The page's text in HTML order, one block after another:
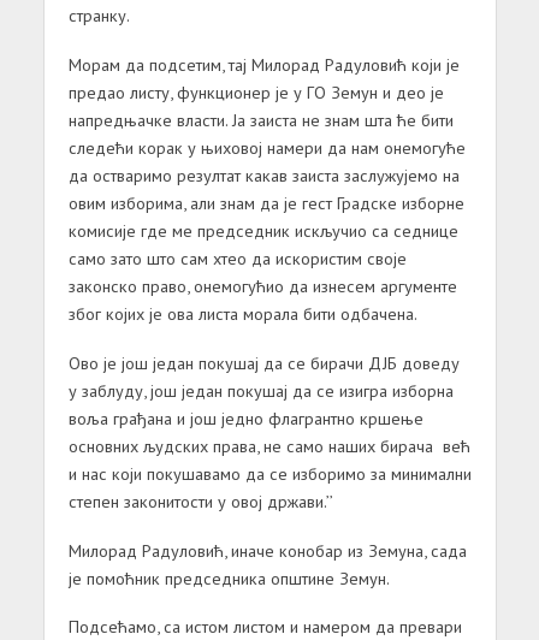
странку.
Морам да подсетим, тај Милорад Радуловић који је
предао листу, функционер је у ГО Земун и део је
напредњачке власти. Ја заиста не знам шта ће бити
следећи корак у њиховој намери да нам онемогуће
да остваримо резултат какав заиста заслужујемо на
овим изборима, али знам да је гест Градске изборне
комисије где ме председник искључио са седнице
само зато што сам хтео да искористим своје
законско право, онемогућио да изнесем аргументе
због којих је ова листа морала бити одбачена.
Ово је још један покушај да се бирачи ДЈБ доведу
у заблуду, још један покушај да се изигра изборна
воља грађана и још једно флагрантно кршење
основних људских права, не само наших бирача већ
и нас који покушавамо да се изборимо за минимални
степен законитости у овој држави.’’
Милорад Радуловић, иначе конобар из Земуна, сада
је помоћник председника општине Земун.
Подсећамо, са истом листом и намером да превари